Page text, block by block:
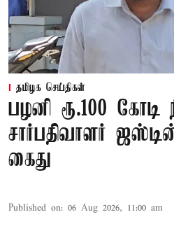
தமிழக செய்திகள்
பழனி ரூ.100 கோடி
சார்பதிவாளர்
கைது
Published on: 06 Aug 2026, 11:00 am